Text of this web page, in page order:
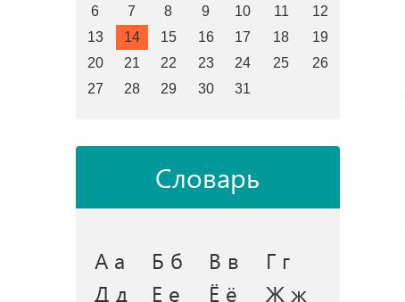
6
7 8 9 10 11
12
13
14 15 16 17 18
19
20
21 22 23 24 25
26
27
28 29 30 31
Словарь
А а Б б В в
Г г
Д д
Е е Ё ё
Ж ж